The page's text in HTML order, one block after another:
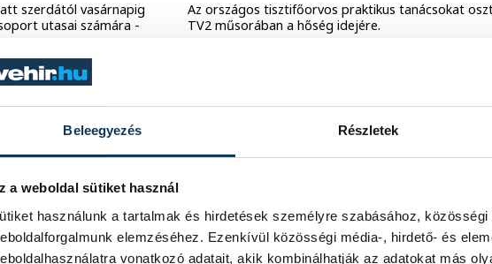
Beleegyezés Részletek
a weboldal sütiket használ
használunk a tartalmak és hirdetések személyre szabásához,
elemzéséhez. Ezenkívül közösségi média-, hirdető- és
vonatkozó adatait, akik kombinálhatják az adatokat más
szerdától vasárnapig
utasai számára -
Az országos tisztifőorvos praktikus tanácsokat
TV2 műsorában a hőség idejére.
nyári
közölte a Mavir Magyar
Zrt.
A jövőben a mostani
A jövőben a mostanihoz hasonló hőhullámok a
kategóriába fognak tartozni - közölte az MCC
Klímapolitikai Intézet pénteken.